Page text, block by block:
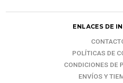
ENLACES DE
POLÍTICAS DE
CONDICIONES DE
ENVÍOS Y